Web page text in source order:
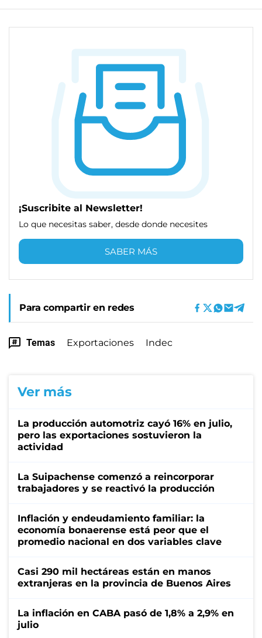
¡Suscribite al Newsletter!
Lo que necesitas saber, desde donde necesites
SABER MÁS
Para compartir en redes
Temas Exportaciones Indec
Ver más
La producción automotriz cayó 16% en julio,
pero las exportaciones sostuvieron la
actividad
La Suipachense comenzó a reincorporar
trabajadores y se reactivó la producción
Inflación y endeudamiento familiar: la
economía bonaerense está peor que el
promedio nacional en dos variables clave
Casi 290 mil hectáreas están en manos
extranjeras en la provincia de Buenos Aires
La inflación en CABA pasó de 1,8% a 2,9% en
julio